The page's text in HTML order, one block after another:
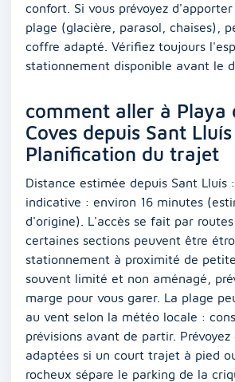
confort. Si vous prévoyez
plage (glacière, parasol, chaises),
coffre adapté. Vérifiez toujours
stationnement disponible avant le
comment aller à Playa
Coves depuis Sant Lluís
Planification du trajet
Distance estimée depuis Sant Lluís
indicative : environ 16 minutes
d'origine). L'accès se fait par
certaines sections peuvent être
stationnement à proximité de
souvent limité et non aménagé,
marge pour vous garer. La plage
au vent selon la météo locale :
prévisions avant de partir. Prévoyez
adaptées si un court trajet à pied
rocheux sépare le parking de la